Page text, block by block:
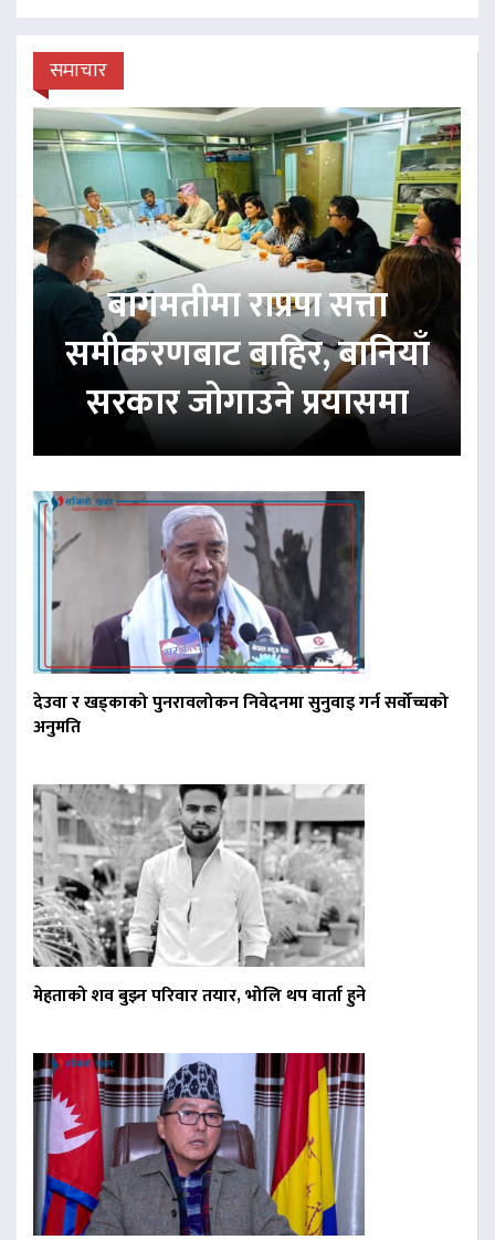
समाचार
बागमतीमा राप्रपा सत्ता
समीकरणबाट बाहिर, बानियाँ
सरकार जोगाउने प्रयासमा
देउवा र खड्काको पुनरावलोकन निवेदनमा सुनुवाइ गर्न सर्वोच्चको
अनुमति
मेहताको शव बुझ्न परिवार तयार, भोलि थप वार्ता हुने